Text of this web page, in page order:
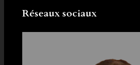
Réseaux sociaux